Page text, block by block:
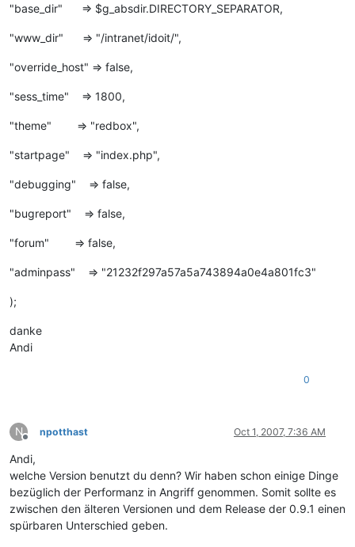
"base_dir" => $g_absdir.DIRECTORY_SEPARATOR,
"www_dir" => "/intranet/idoit/",
"override_host" => false,
"sess_time" => 1800,
"theme" => "redbox",
"startpage" => "index.php",
"debugging" => false,
"bugreport" => false,
"forum" => false,
"adminpass" => "21232f297a57a5a743894a0e4a801fc3"
);
danke
Andi
0
N
Offline
npotthast Oct 1, 2007, 7:36 AM
Andi,
welche Version benutzt du denn? Wir haben schon einige Dinge
bezüglich der Performanz in Angriff genommen. Somit sollte es
zwischen den älteren Versionen und dem Release der 0.9.1 einen
spürbaren Unterschied geben.